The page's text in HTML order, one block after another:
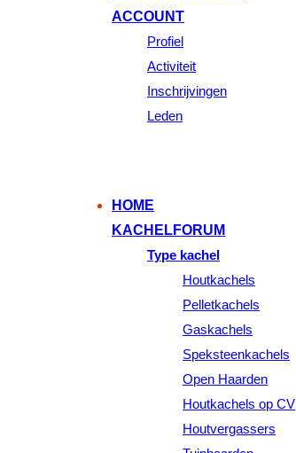
ACCOUNT
Profiel
Activiteit
Inschrijvingen
Leden
HOME
KACHELFORUM
Type kachel
Houtkachels
Pelletkachels
Gaskachels
Speksteenkachels
Open Haarden
Houtkachels op CV
Houtvergassers